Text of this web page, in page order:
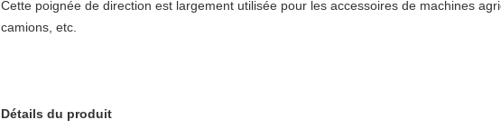
Cette poignée de direction est largement utilisée pour les accessoires de machines
camions, etc.
Détails du produit